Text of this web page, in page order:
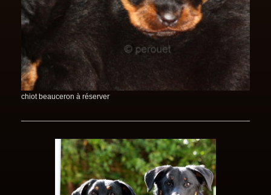
chiot beauceron à réserver